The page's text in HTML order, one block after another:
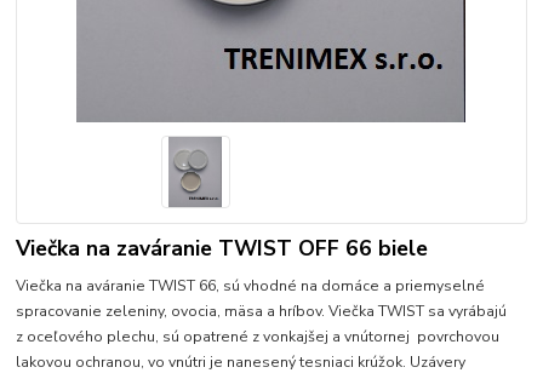
Viečka na zaváranie TWIST OFF 66 biele
Viečka na aváranie TWIST 66, sú vhodné na domáce a priemyselné
spracovanie zeleniny, ovocia, mäsa a hríbov. Viečka TWIST sa vyrábajú
z oceľového plechu, sú opatrené z vonkajšej a vnútornej povrchovou
lakovou ochranou, vo vnútri je nanesený tesniaci krúžok. Uzávery